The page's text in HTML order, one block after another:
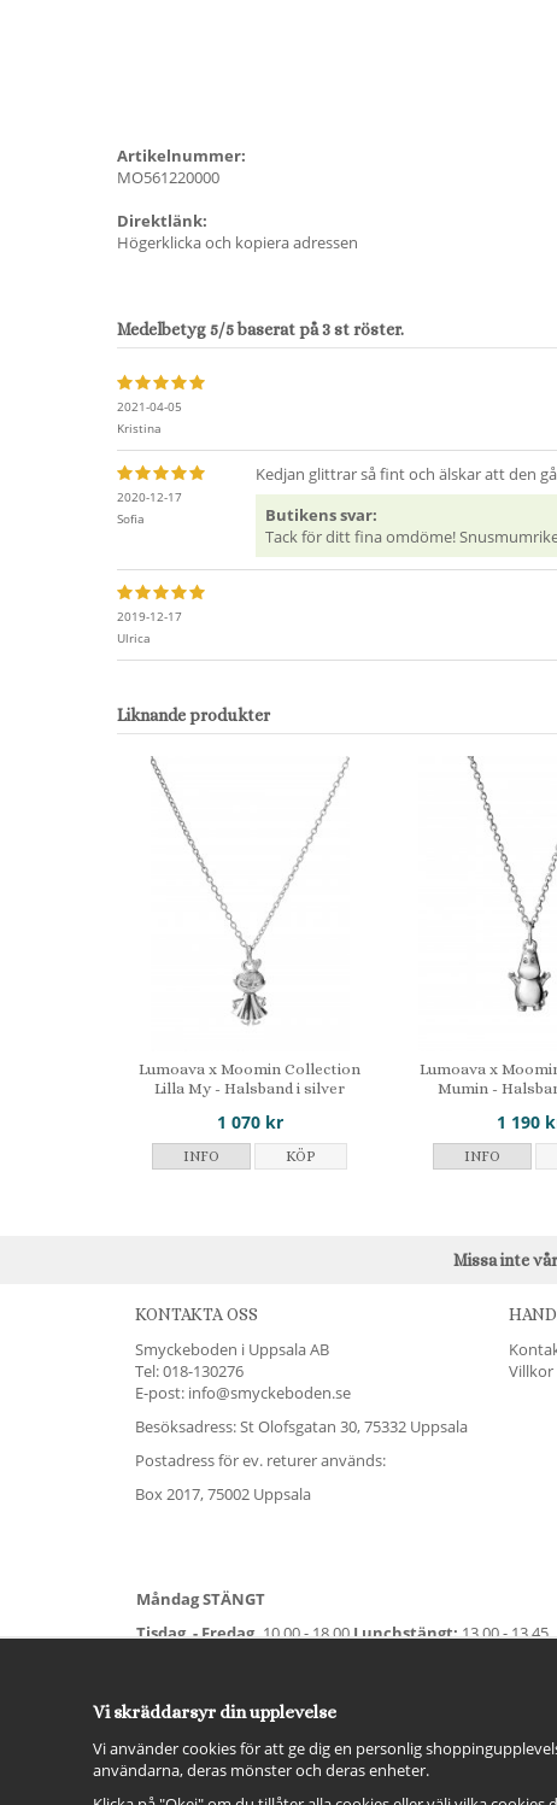
Artikelnummer:
MO561220000
Direktlänk:
Högerklicka och kopiera adressen
Medelbetyg5/5 baserat på3st röster.
2021-04-05
Kristina
2020-12-17
Sofia
Kedjan glittrar så fint och älskar att den
Butikens svar:
Tack för ditt fina omdöme!
2019-12-17
Ulrica
Liknande produkter
Lumoava x Moomin Collection
Lilla My - Halsband i silver
1 070 kr
INFO KÖP
Lumoava x
Mumin -
1 190
INFO
Missa inte
KONTAKTA OSS
Smyckeboden i Uppsala AB
Tel:018-130276
E-post: info@smyckeboden.se
Besöksadress: St Olofsgatan 30, 75332 Uppsala
Postadress för ev. returer används:
Box 2017, 75002 Uppsala
Måndag STÄNGT
Tisdag - Fredag, 10.00 - 18.00 Lunchstängt: 13.00 - 13.45
För avvikande öppettider:
Villkor
Vi skräddarsyr din upplevelse
Vi använder cookies för att ge dig en personlig
användarna, deras mönster och deras enheter.